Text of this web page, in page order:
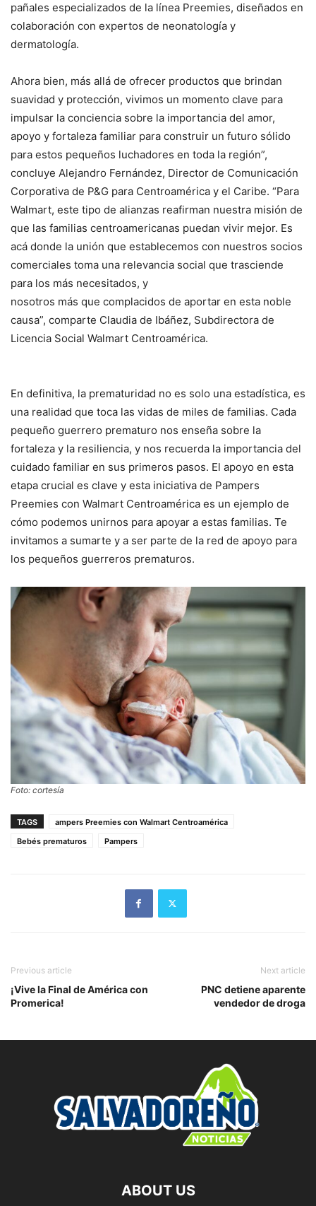
pañales especializados de la línea Preemies, diseñados en
colaboración con expertos de neonatología y
dermatología.
Ahora bien, más allá de ofrecer productos que brindan
suavidad y protección, vivimos un momento clave para
impulsar la conciencia sobre la importancia del amor,
apoyo y fortaleza familiar para construir un futuro sólido
para estos pequeños luchadores en toda la región”,
concluye Alejandro Fernández, Director de Comunicación
Corporativa de P&G para Centroamérica y el Caribe. “Para
Walmart, este tipo de alianzas reafirman nuestra misión de
que las familias centroamericanas puedan vivir mejor. Es
acá donde la unión que establecemos con nuestros socios
comerciales toma una relevancia social que trasciende
para los más necesitados, y
nosotros más que complacidos de aportar en esta noble
causa”, comparte Claudia de Ibáñez, Subdirectora de
Licencia Social Walmart Centroamérica.
En definitiva, la prematuridad no es solo una estadística, es
una realidad que toca las vidas de miles de familias. Cada
pequeño guerrero prematuro nos enseña sobre la
fortaleza y la resiliencia, y nos recuerda la importancia del
cuidado familiar en sus primeros pasos. El apoyo en esta
etapa crucial es clave y esta iniciativa de Pampers
Preemies con Walmart Centroamérica es un ejemplo de
cómo podemos unirnos para apoyar a estas familias. Te
invitamos a sumarte y a ser parte de la red de apoyo para
los pequeños guerreros prematuros.
Foto: cortesía
TAGS
ampers Preemies con Walmart Centroamérica
Bebés prematuros
Pampers
Previous article
¡Vive la Final de América con
Promerica!
Next article
PNC detiene aparente
vendedor de droga
ABOUT US